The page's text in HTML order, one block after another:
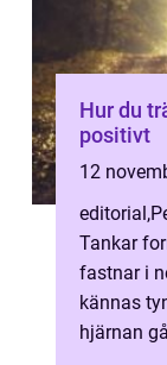
Hur du
positivt
12
editorial,
Tankar
fastnar i
kännas
hjärnan